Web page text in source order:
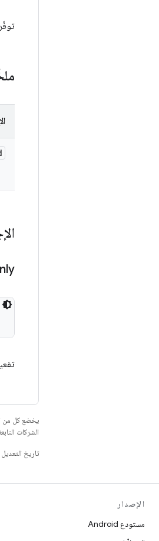
يخضع كل من
الشركات
تاريخ التعديل الأخير: 2026-06-22 (حسب
الإصدار
مستودع Android